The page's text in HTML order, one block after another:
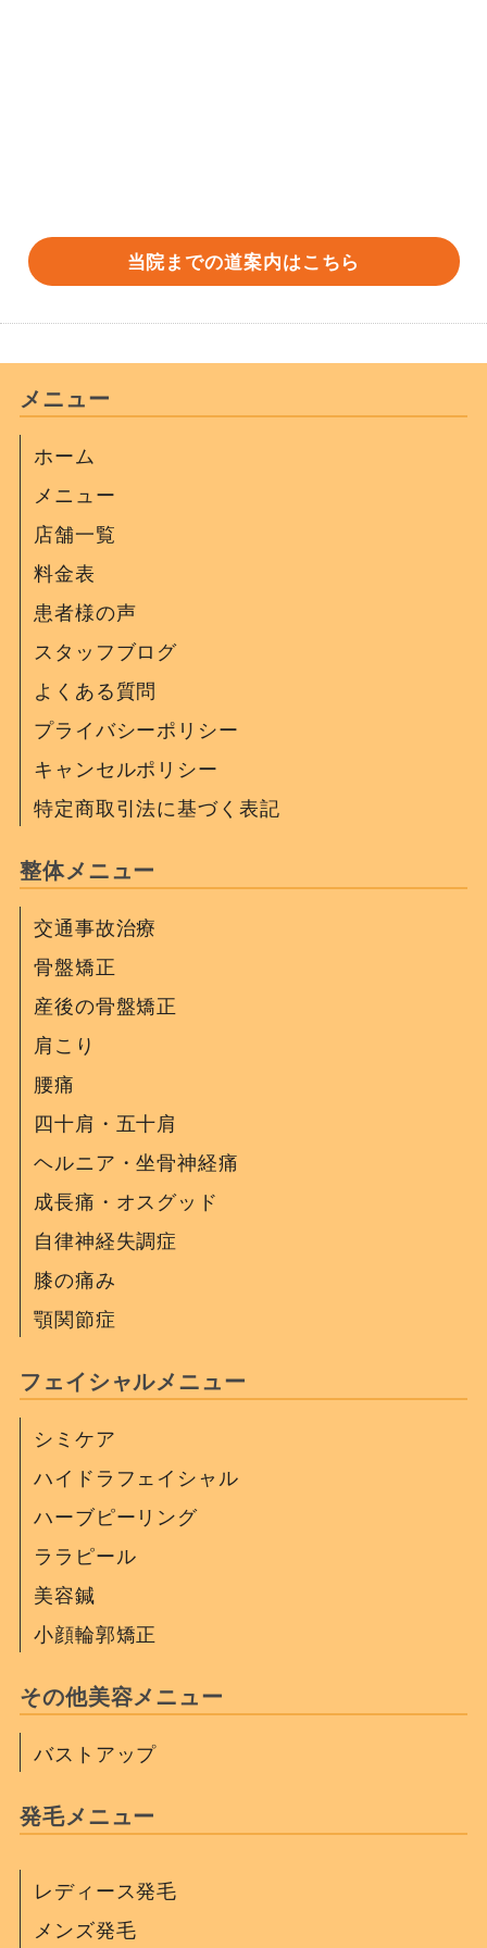
当院までの道案内はこちら
メニュー
ホーム
メニュー
店舗一覧
料金表
患者様の声
スタッフブログ
よくある質問
プライバシーポリシー
キャンセルポリシー
特定商取引法に基づく表記
整体メニュー
交通事故治療
骨盤矯正
産後の骨盤矯正
肩こり
腰痛
四十肩・五十肩
ヘルニア・坐骨神経痛
成長痛・オスグッド
自律神経失調症
膝の痛み
顎関節症
フェイシャルメニュー
シミケア
ハイドラフェイシャル
ハーブピーリング
ララピール
美容鍼
小顔輪郭矯正
その他美容メニュー
バストアップ
発毛メニュー
レディース発毛
メンズ発毛